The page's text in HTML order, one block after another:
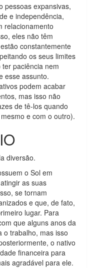
pessoas expansivas,
e independência,
relacionamento
eles não têm
constantemente
os seus limites
paciência nem
esse assunto.
podem acabar
mas isso não
de tê-los quando
e com o outro).
diversão.
o Sol em
as suas
se tornam
e que, de fato,
lugar. Para
que alguns anos da
o trabalho, mas isso
o nativo
financeira para
agradável para ele.